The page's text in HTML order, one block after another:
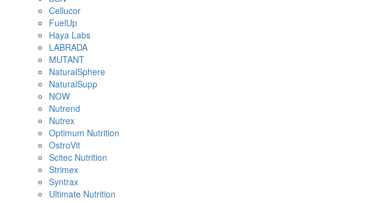
Cellucor
FuelUp
Haya Labs
LABRADA
MUTANT
NaturalSphere
NaturalSupp
NOW
Nutrend
Nutrex
Optimum Nutrition
OstroVit
Scitec Nutrition
Strimex
Syntrax
Ultimate Nutrition